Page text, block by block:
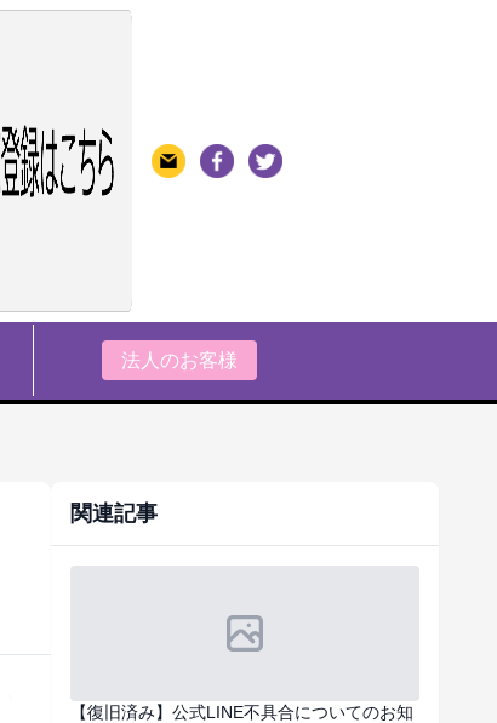
法人のお客様
関連記事
【復旧済み】公式LINE不具合についてのお知